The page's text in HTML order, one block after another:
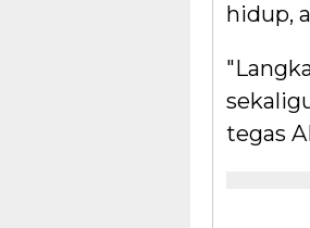
hidup,
tegas